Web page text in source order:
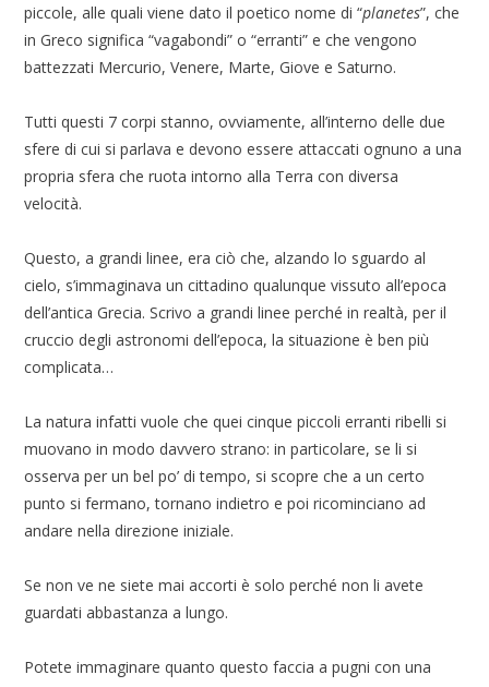
piccole, alle quali viene dato il poetico nome di “planetes”, che
in Greco significa “vagabondi” o “erranti” e che vengono
battezzati Mercurio, Venere, Marte, Giove e Saturno.
Tutti questi 7 corpi stanno, ovviamente, all’interno delle due
sfere di cui si parlava e devono essere attaccati ognuno a una
propria sfera che ruota intorno alla Terra con diversa
velocità.
Questo, a grandi linee, era ciò che, alzando lo sguardo al
cielo, s’immaginava un cittadino qualunque vissuto all’epoca
dell’antica Grecia. Scrivo a grandi linee perché in realtà, per il
cruccio degli astronomi dell’epoca, la situazione è ben più
complicata…
La natura infatti vuole che quei cinque piccoli erranti ribelli si
muovano in modo davvero strano: in particolare, se li si
osserva per un bel po’ di tempo, si scopre che a un certo
punto si fermano, tornano indietro e poi ricominciano ad
andare nella direzione iniziale.
Se non ve ne siete mai accorti è solo perché non li avete
guardati abbastanza a lungo.
Potete immaginare quanto questo faccia a pugni con una